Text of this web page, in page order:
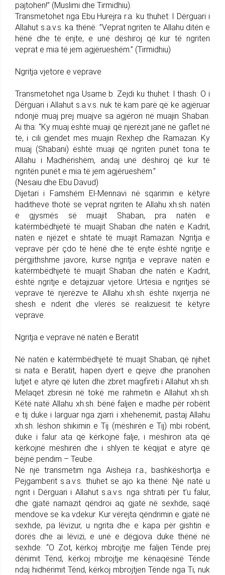
pajtohen!” (Muslimi dhe Tirmidhiu).
Transmetohet nga Ebu Hurejra r.a. ku thuhet: I Dërguari i
Allahut s.a.v.s. ka thënë: ”Veprat ngriten te Allahu ditën e
hënë dhe të enjte, e unë dëshiroj që kur të ngriten
veprat e mia të jem agjërueshëm.” (Tirmidhiu)
Ngritja vjetore e veprave
Transmetohet nga Usame b. Zejdi ku thuhet: I thash: O i
Dërguari i Allahut s.a.v.s. nuk të kam parë që ke agjëruar
ndonjë muaj prej muajve sa agjëron në muajin Shaban.
Ai tha: “Ky muaj është muaji që njerëzit janë në gaflet në
të, i cili gjendet mes muajin Rexhep dhe Ramazan. Ky
muaj (Shabani) është muaji që ngriten punët tona te
Allahu i Madhërishëm, andaj unë dëshiroj që kur të
ngritën punët e mia të jem agjërueshëm.”
(Nesaiu dhe Ebu Davud)
Dijetari i Famshëm El-Mennavi në sqarimin e këtyre
haditheve thotë se veprat ngriten te Allahu xh.sh. natën
e gjysmës së muajit Shaban, pra natën e
katërmbëdhjetë të muajit Shaban dhe natën e Kadrit,
natën e njëzet e shtatë të muajit Ramazan. Ngritja e
veprave për çdo të hënë dhe të enjte është ngritje e
përgjithshme javore, kurse ngritja e veprave natën e
katërmbëdhjetë të muajit Shaban dhe natën e Kadrit,
është ngritje e detajizuar vjetore. Urtësia e ngritjes së
veprave të njerëzve te Allahu xh.sh. është nxjerrja në
shesh e nderit dhe vlerës së realizuesit të këtyre
veprave.
Ngritja e veprave në natën e Beratit
Në natën e katërmbëdhjetë të muajit Shaban, që njihet
si nata e Beratit, hapen dyert e qiejve dhe pranohen
lutjet e atyre që luten dhe zbret magfireti i Allahut xh.sh.
Melaqet zbresin në tokë me rahmetin e Allahut xh.sh.
Këtë natë Allahu xh.sh. bënë faljen e madhe për robërit
e tij duke i larguar nga zjarri i xhehenemit, pastaj Allahu
xh.sh. lëshon shikimin e Tij (mëshirën e Tij) mbi robërit,
duke i falur ata që kërkojnë falje, i mëshiron ata që
kërkojnë mëshirën dhe i shlyen të këqijat e atyre që
bëjnë pendim – Teube.
Në një transmetim nga Aisheja r.a., bashkëshortja e
Pejgamberit s.a.v.s. thuhet se ajo ka thënë: Një natë u
ngrit i Dërguari i Allahut s.a.v.s. nga shtrati për t’u falur,
dhe gjatë namazit qëndroi aq gjatë në sexhde, saqë
mendove se ka vdekur. Kur vërejta qëndrimin e gjatë në
sexhde, pa lëvizur, u ngrita dhe e kapa për gishtin e
dorës dhe ai lëvizi, e unë e dëgjova duke thënë në
sexhde: “O Zot, kërkoj mbrojtje me faljen Tënde prej
dënimit Tënd, kërkoj mbrojtje me kënaqësinë Tënde
ndaj hidhërimit Tënd, kërkoj mbrojtjen Tënde nga Ti, nuk